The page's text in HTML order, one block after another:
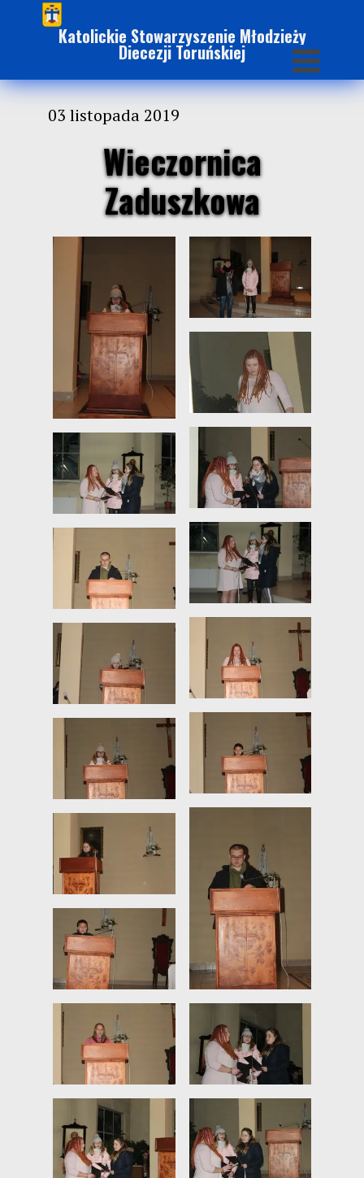
Katolickie Stowarzyszenie Młodzieży
Diecezji Toruńskiej
03 listopada 2019
Wieczornica
Zaduszkowa